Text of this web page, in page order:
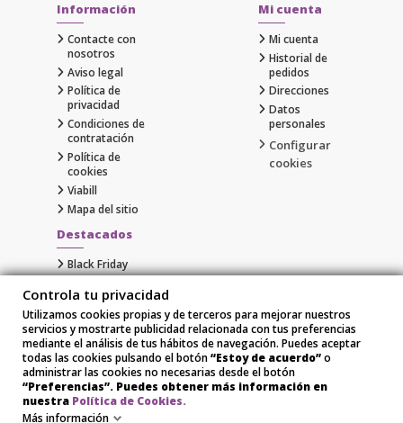
Información
Contacte con
nosotros
Aviso legal
Política de
privacidad
Condiciones de
contratación
Política de
cookies
Viabill
Mapa del sitio
Mi cuenta
Mi cuenta
Historial de
pedidos
Direcciones
Datos
personales
Configurar
cookies
Destacados
Black Friday
Gaming
Comprar Apple al Mejor Precio
Samsung
Xiaomi
Controla tu privacidad
Utilizamos cookies propias y de terceros para mejorar nuestros
servicios y mostrarte publicidad relacionada con tus preferencias
mediante el análisis de tus hábitos de navegación. Puedes aceptar
todas las cookies pulsando el botón“Estoy de acuerdo”o
administrar las cookies no necesarias desde el botón
“Preferencias”. Puedes obtener más información en
nuestra Política de Cookies.
Más información